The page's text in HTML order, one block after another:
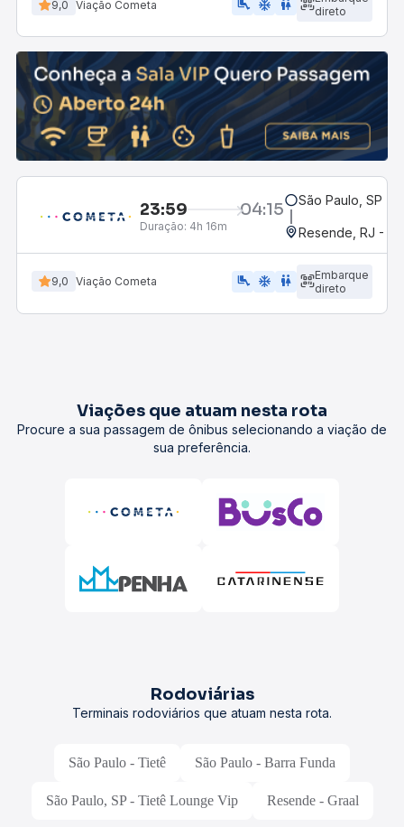
9,0 Viação Cometa airline_seat_legroom_extra ac_unit WC
direto
23:59 04:15
Duração: 4h 16m
São Paulo, SP -
Resende, RJ -
9,0 Viação Cometa airline_seat_legroom_extra ac_unit wc
Embarque
direto
Viações que atuam nesta rota
Procure a sua passagem de ônibus selecionando a viação de
sua preferência.
Rodoviárias
Terminais rodoviários que atuam nesta rota.
São Paulo - Tietê São Paulo - Barra Funda
São Paulo, SP - Tietê Lounge Vip Resende - Graal